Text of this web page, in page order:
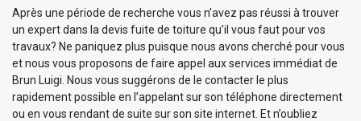
Après une période de recherche vous n’avez pas réussi à trouver
un expert dans la devis fuite de toiture qu’il vous faut pour vos
travaux? Ne paniquez plus puisque nous avons cherché pour vous
et nous vous proposons de faire appel aux services immédiat de
Brun Luigi. Nous vous suggérons de le contacter le plus
rapidement possible en l’appelant sur son téléphone directement
ou en vous rendant de suite sur son site internet. Et n’oubliez